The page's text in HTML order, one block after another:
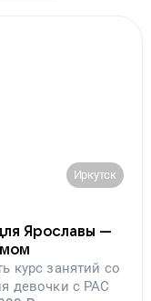
Иркутск
Ярославы —
курс занятий со
девочки с РАС